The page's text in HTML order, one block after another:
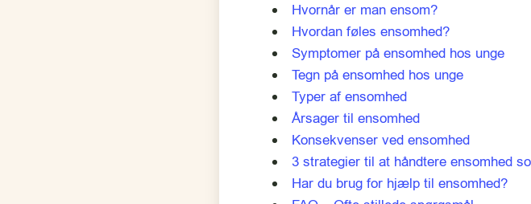
Hvornår er man ensom?
Hvordan føles ensomhed?
Symptomer på ensomhed hos unge
Tegn på ensomhed hos unge
Typer af ensomhed
Årsager til ensomhed
Konsekvenser ved ensomhed
3 strategier til at håndtere ensomhed
Har du brug for hjælp til ensomhed?